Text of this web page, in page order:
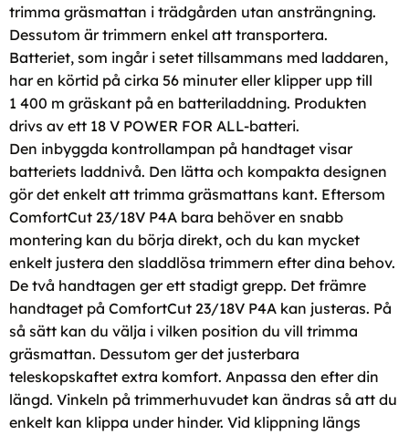
trimma gräsmattan i trädgården utan ansträngning.
Dessutom är trimmern enkel att transportera.
Batteriet, som ingår i setet tillsammans med laddaren,
har en körtid på cirka 56 minuter eller klipper upp till
1 400 m gräskant på en batteriladdning. Produkten
drivs av ett 18 V POWER FOR ALL-batteri.
Den inbyggda kontrollampan på handtaget visar
batteriets laddnivå. Den lätta och kompakta designen
gör det enkelt att trimma gräsmattans kant. Eftersom
ComfortCut 23/18V P4A bara behöver en snabb
montering kan du börja direkt, och du kan mycket
enkelt justera den sladdlösa trimmern efter dina behov.
De två handtagen ger ett stadigt grepp. Det främre
handtaget på ComfortCut 23/18V P4A kan justeras. På
så sätt kan du välja i vilken position du vill trimma
gräsmattan. Dessutom ger det justerbara
teleskopskaftet extra komfort. Anpassa den efter din
längd. Vinkeln på trimmerhuvudet kan ändras så att du
enkelt kan klippa under hinder. Vid klippning längs